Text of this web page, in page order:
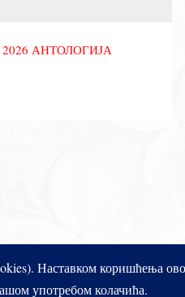
2026 АНТОЛОГИЈА
Наставком коришћења
употребом колачића.